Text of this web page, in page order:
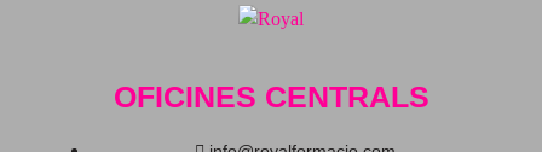
OFICINES CENTRALS